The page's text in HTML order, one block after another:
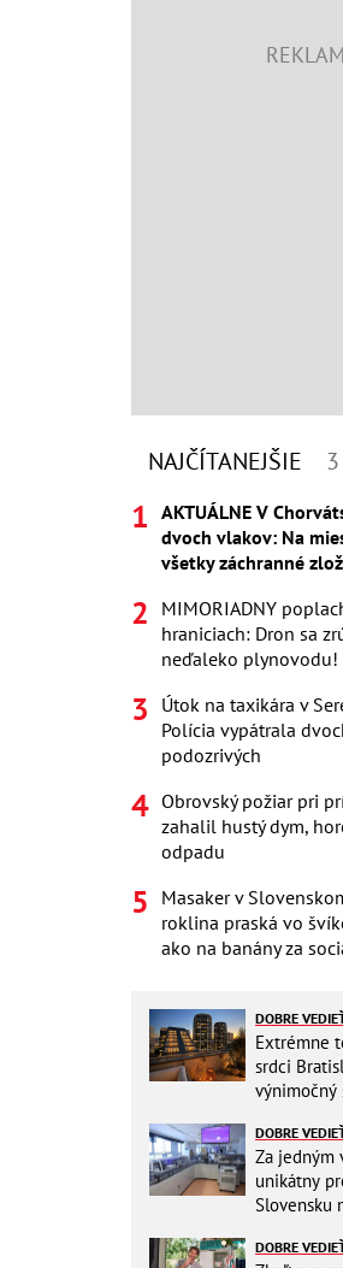
NAJČÍTANEJŠIE
AKTUÁLNE V
dvoch vlakov: Na
všetky záchranné
MIMORIADNY
hraniciach: Dron sa
neďaleko plynovodu!
Útok na taxikára v
Polícia vypátrala
podozrivých
Obrovský požiar pri
zahalil hustý dym,
odpadu
Masaker v
roklina praská vo
ako na banány za
DOBRE
Extrémne
srdci
výnimočný
DOBRE
Za jedným
unikátny
Slovensku
DOBRE